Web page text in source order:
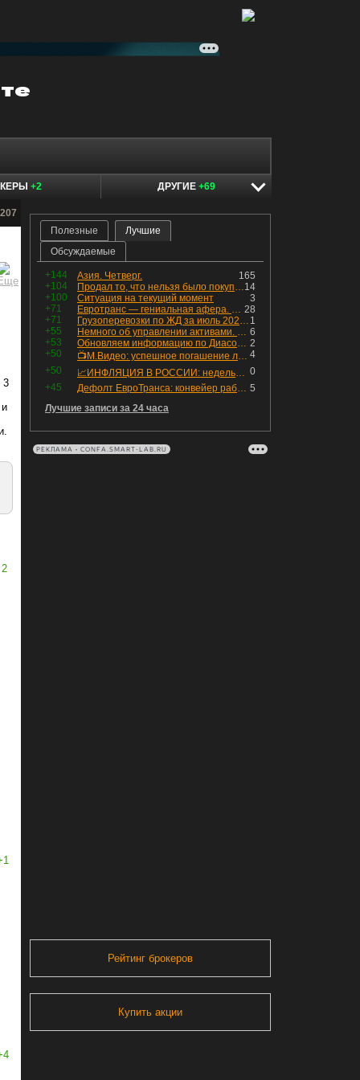
+2 ДРУГИЕ +69
3
2
Полезные
Лучшие
Обсуждаемые
+144 165
Азия. Четверг.
+104
14
Продал то, что нельзя было покупать. Изменения в портфеле
+100
3
Ситуация на текущий момент
+71
28
Евротранс — гениальная афера. Собрал с инвесторов денег, выплатил дивидендов больше текущей капитализации и ушёл в дефолт
+71
1
Грузоперевозки по ЖД за июль 2026 г. — четвёртый месяц подряд роста, чёрные металлы на уровне прошлого года, а каменный уголь в плюсе.
+55
6
Немного об управлении активами. Для заинтересованных
+53
2
Обновляем информацию по Диасофту: дивиденды и выкуп
+50
4
📺М.Видео: успешное погашение любимого флоатера
+50
0
📈ИНФЛЯЦИЯ В РОССИИ: недельная дефляция, но в годовом выражении рост 😢
+45
5
Дефолт ЕвроТранса: конвейер работает исправно
Лучшие записи за 24 часа
РЕКЛАМА • CONFA.SMART-LAB.RU
Рейтинг брокеров
Купить акции